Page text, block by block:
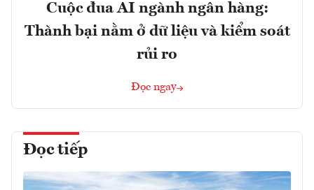
Cuộc đua AI ngành ngân hàng:
Thành bại nằm ở dữ liệu và kiểm soát
rủi ro
Đọc ngay
Đọc tiếp